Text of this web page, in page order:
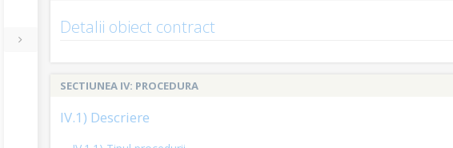
Detalii obiect contract
SECTIUNEA IV: PROCEDURA
IV.1) Descriere